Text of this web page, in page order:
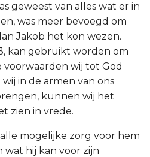
geweest van alles wat er in
was meer bevoegd om
Jakob het kon wezen.
kan gebruikt worden om
wij tot God
in de armen van ons
kunnen wij het
zien in vrede.
mogelijke zorg voor hem
wat hij kan voor zijn